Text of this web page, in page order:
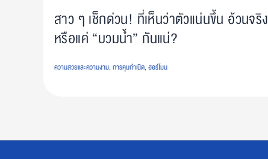
สาว ๆ เช็กด่วน! ที่เห็นว่าตัวแน่นขึ้น อ้วนจริง
หรือแค่ “บวมน้ำ” กันแน่?
ความสวยและความงาม, การคุมกำเนิด, ฮอร์โมน